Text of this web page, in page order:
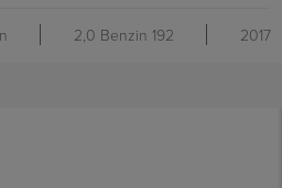
2,0 Benzin 192 2017